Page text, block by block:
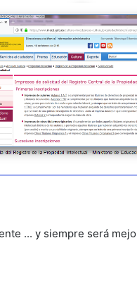
... y siempre será